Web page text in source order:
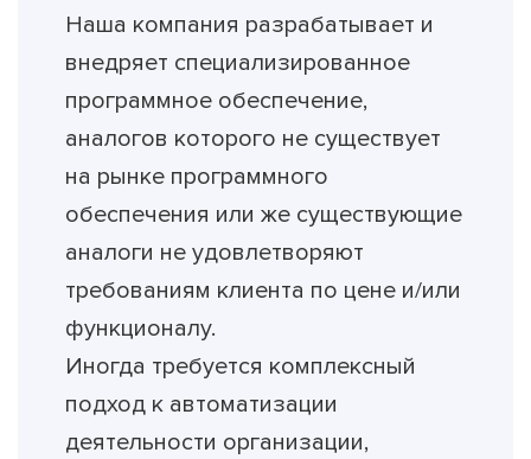
Наша компания разрабатывает и
внедряет специализированное
программное обеспечение,
аналогов которого не существует
на рынке программного
обеспечения или же существующие
аналоги не удовлетворяют
требованиям клиента по цене и/или
функционалу.
Иногда требуется комплексный
подход к автоматизации
деятельности организации,